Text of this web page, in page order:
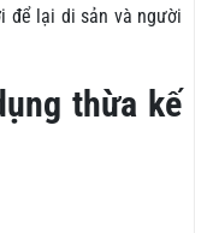
để lại di sản và người
thừa kế